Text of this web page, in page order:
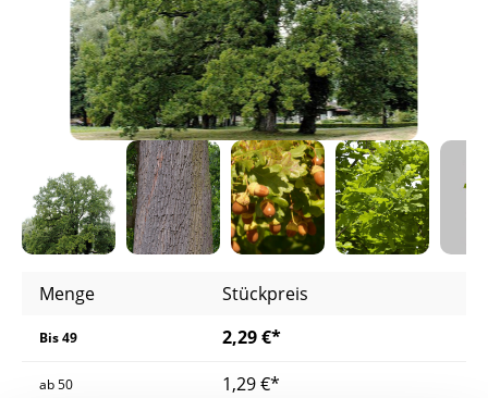
Menge Stückpreis
Bis49 2,29 €*
ab50 1,29 €*